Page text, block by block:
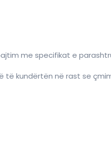
me specifikat e
kundërtën në rast se